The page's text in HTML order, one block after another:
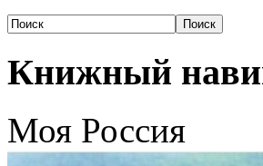
Книжный
Моя Россия